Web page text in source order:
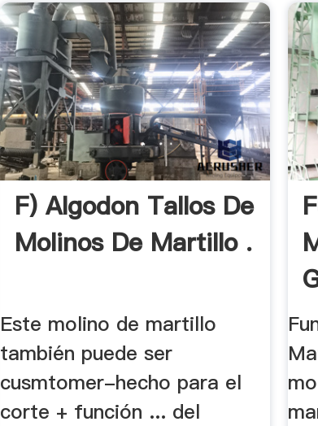
F) Algodon Tallos De
Molinos De Martillo .
Este molino de martillo
también puede ser
cusmtomer-hecho para el
corte + función ... del